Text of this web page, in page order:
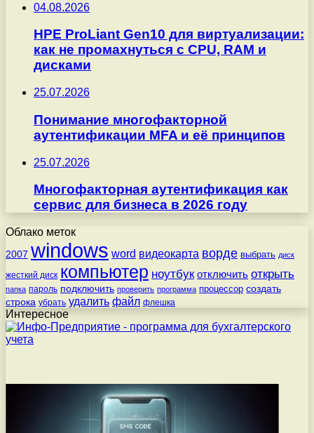
04.08.2026
HPE ProLiant Gen10 для виртуализации:
как не промахнуться с CPU, RAM и
дисками
25.07.2026
Понимание многофакторной
аутентификации MFA и её принципов
25.07.2026
Многофакторная аутентификация как
сервис для бизнеса в 2026 году
Облако меток
2007 windows word видеокарта ворде выбрать диск
жесткий диск компьютер ноутбук отключить открыть
папка пароль подключить проверить программа процессор создать
строка убрать удалить файл флешка
Интересное